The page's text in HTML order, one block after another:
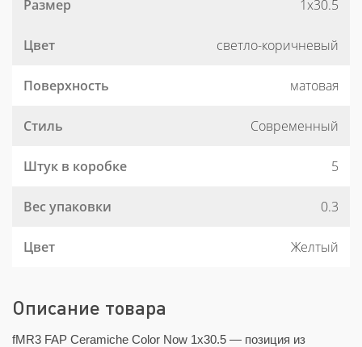
Размер 1x30.5
Цвет светло-коричневый
Поверхность матовая
Стиль Современный
Штук в коробке 5
Вес упаковки 0.3
Цвет Желтый
Описание товара
fMR3 FAP Ceramiche Color Now 1x30.5 — позиция из